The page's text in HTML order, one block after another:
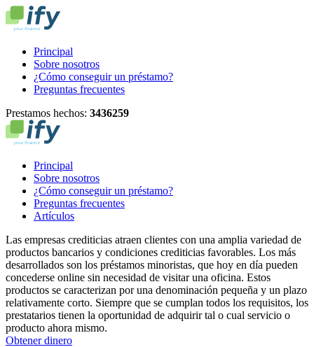
Principal
Sobre nosotros
¿Cómo conseguir un préstamo?
Preguntas frecuentes
Prestamos hechos: 3436259
Principal
Sobre nosotros
¿Cómo conseguir un préstamo?
Preguntas frecuentes
Artículos
Las empresas crediticias atraen clientes con una amplia variedad de
productos bancarios y condiciones crediticias favorables. Los más
desarrollados son los préstamos minoristas, que hoy en día pueden
concederse online sin necesidad de visitar una oficina. Estos
productos se caracterizan por una denominación pequeña y un plazo
relativamente corto. Siempre que se cumplan todos los requisitos, los
prestatarios tienen la oportunidad de adquirir tal o cual servicio o
producto ahora mismo.
Obtener dinero